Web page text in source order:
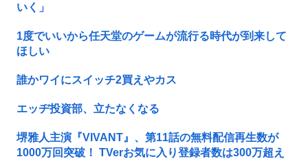
いく」
1度でいいから任天堂のゲームが流行る時代が到来して
ほしい
誰かワイにスイッチ2買えやカス
エッヂ投資部、立たなくなる
堺雅人主演『VIVANT』、第11話の無料配信再生数が
1000万回突破！ TVerお気に入り登録者数は300万超え